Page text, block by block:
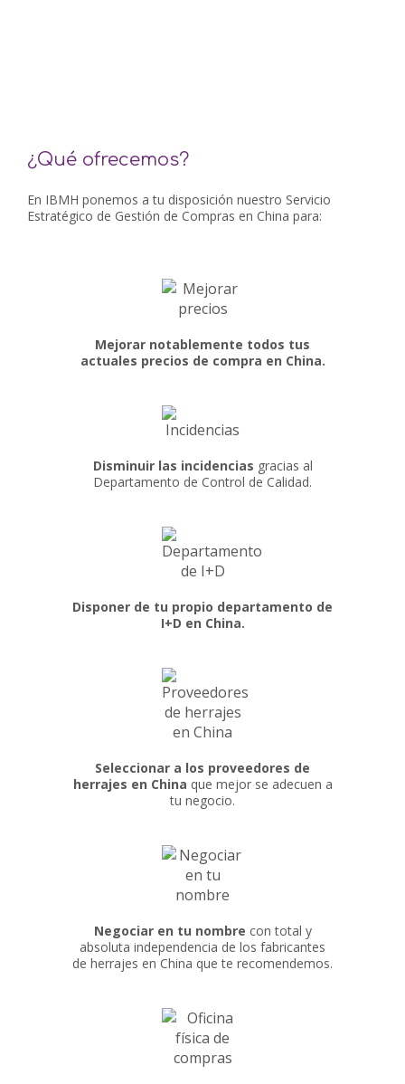
¿Qué ofrecemos?
En IBMH ponemos a tu disposición nuestro Servicio
Estratégico de Gestión de Compras en China para:
Mejorar notablemente todos tus
actuales precios de compra en China.
Disminuir las incidencias gracias al
Departamento de Control de Calidad.
Disponer de tu propio departamento de
I+D en China.
Seleccionar a los proveedores de
herrajes en China que mejor se adecuen a
tu negocio.
Negociar en tu nombre con total y
absoluta independencia de los fabricantes
de herrajes en China que te recomendemos.